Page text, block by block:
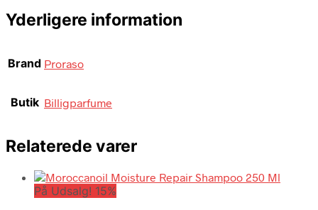
Yderligere information
Brand Proraso
Butik Billigparfume
Relaterede varer
På Udsalg! 15%